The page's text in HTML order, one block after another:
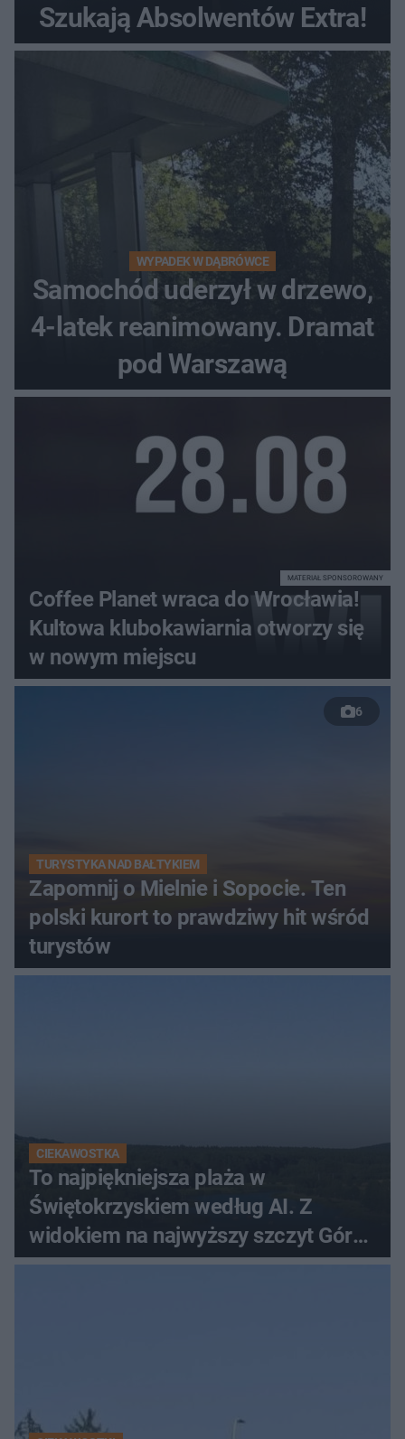
Szukają Absolwentów Extra!
WYPADEK W DĄBRÓWCE
Samochód uderzył w drzewo,
4-latek reanimowany. Dramat
pod Warszawą
Coffee Planet wraca do Wrocławia!
Kultowa klubokawiarnia otworzy się
w nowym miejscu
MATERIAŁ SPONSOROWANY
6
TURYSTYKA NAD BAŁTYKIEM
Zapomnij o Mielnie i Sopocie. Ten
polski kurort to prawdziwy hit wśród
turystów
CIEKAWOSTKA
To najpiękniejsza plaża w
Świętokrzyskiem według AI. Z
widokiem na najwyższy szczyt Gór
Świętokrzyskich